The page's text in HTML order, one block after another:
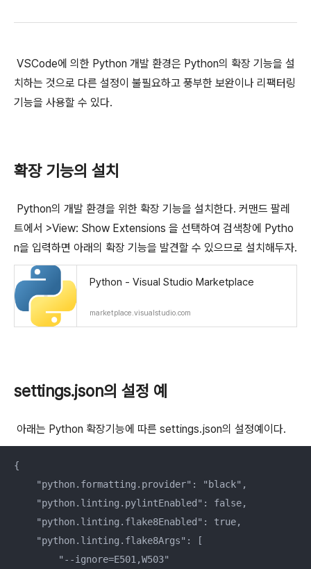
VSCode에 의한 Python 개발 환경은 Python의 확장 기능을 설
치하는 것으로 다른 설정이 불필요하고 풍부한 보완이나 리팩터링
기능을 사용할 수 있다.
확장 기능의 설치
Python의 개발 환경을 위한 확장 기능을 설치한다. 커맨드 팔레
트에서 >View: Show Extensions 을 선택하여 검색창에 Pytho
n을 입력하면 아래의 확장 기능을 발견할 수 있으므로 설치해두자.
Python - Visual Studio Marketplace
marketplace.visualstudio.com
settings.json의 설정 예
아래는 Python 확장기능에 따른 settings.json의 설정예이다.
{
    "python.formatting.provider": "black",
    "python.linting.pylintEnabled": false,
    "python.linting.flake8Enabled": true,
    "python.linting.flake8Args": [
        "--ignore=E501,W503"